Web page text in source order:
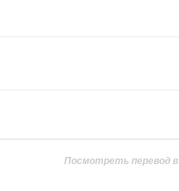
Посмотреть перевод в